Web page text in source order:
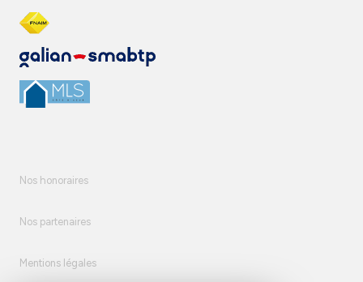
Nos honoraires
Nos partenaires
Mentions légales